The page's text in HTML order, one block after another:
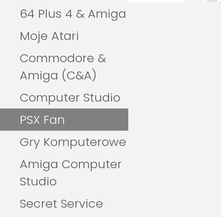
64 Plus 4 & Amiga
Moje Atari
Commodore &
Amiga (C&A)
Computer Studio
PSX Fan
Gry Komputerowe
Amiga Computer
Studio
Secret Service